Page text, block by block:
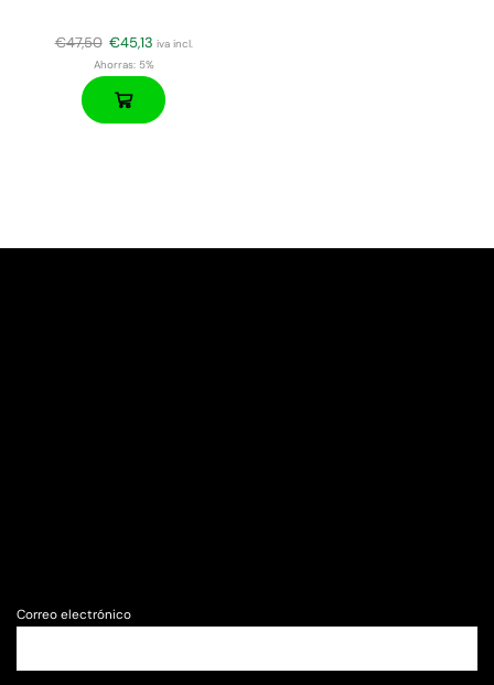
€47,50 €45,13 iva incl.
Ahorras:5%
Correo electrónico